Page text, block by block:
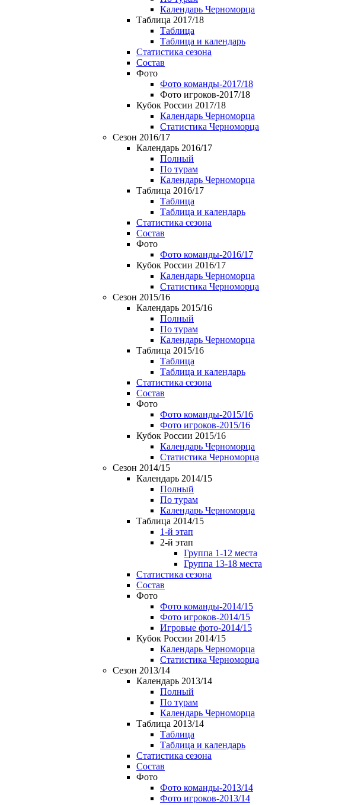
Календарь Черноморца
Таблица 2017/18
Таблица
Таблица и календарь
Статистика сезона
Состав
Фото
Фото команды-2017/18
Фото игроков-2017/18
Кубок России 2017/18
Календарь Черноморца
Статистика Черноморца
Сезон 2016/17
Календарь 2016/17
Полный
По турам
Календарь Черноморца
Таблица 2016/17
Таблица
Таблица и календарь
Статистика сезона
Состав
Фото
Фото команды-2016/17
Кубок России 2016/17
Календарь Черноморца
Статистика Черноморца
Сезон 2015/16
Календарь 2015/16
Полный
По турам
Календарь Черноморца
Таблица 2015/16
Таблица
Таблица и календарь
Статистика сезона
Состав
Фото
Фото команды-2015/16
Фото игроков-2015/16
Кубок России 2015/16
Календарь Черноморца
Статистика Черноморца
Сезон 2014/15
Календарь 2014/15
Полный
По турам
Календарь Черноморца
Таблица 2014/15
1-й этап
2-й этап
Группа 1-12 места
Группа 13-18 места
Статистика сезона
Состав
Фото
Фото команды-2014/15
Фото игроков-2014/15
Игровые фото-2014/15
Кубок России 2014/15
Календарь Черноморца
Статистика Черноморца
Сезон 2013/14
Календарь 2013/14
Полный
По турам
Календарь Черноморца
Таблица 2013/14
Таблица
Таблица и календарь
Статистика сезона
Состав
Фото
Фото команды-2013/14
Фото игроков-2013/14